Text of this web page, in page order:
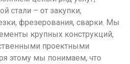
стали – от закупки,
фрезерования, сварки. Мы
крупных конструкций,
проектными
этому мы понимаем, что